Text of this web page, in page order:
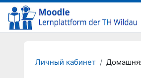
Перейти к основному содержанию
Личный кабинет